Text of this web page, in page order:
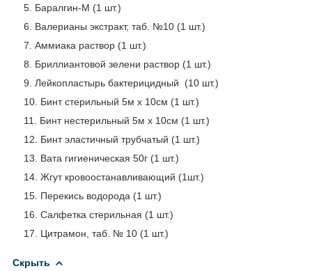
5. Баралгин-М (1 шт.)
6. Валерианы экстракт, таб. №10 (1 шт.)
7. Аммиака раствор (1 шт.)
8. Бриллиантовой зелени раствор (1 шт.)
9. Лейкопластырь бактерицидный (10 шт.)
10. Бинт стерильный 5м х 10см (1 шт.)
11. Бинт нестерильный 5м х 10см (1 шт.)
12. Бинт эластичный трубчатый (1 шт.)
13. Вата гигиеническая 50г (1 шт.)
14. Жгут кровоостанавливающий (1шт.)
15. Перекись водорода (1 шт.)
16. Салфетка стерильная (1 шт.)
17. Цитрамон, таб. № 10 (1 шт.)
Скрыть